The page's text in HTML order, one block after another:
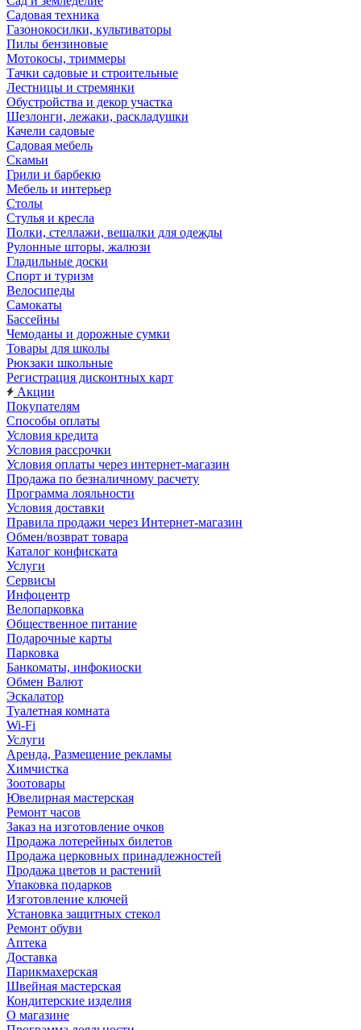
Садовая техника
Газонокосилки, культиваторы
Пилы бензиновые
Мотокосы, триммеры
Тачки садовые и строительные
Лестницы и стремянки
Обустройства и декор участка
Шезлонги, лежаки, раскладушки
Качели садовые
Садовая мебель
Скамьи
Грили и барбекю
Мебель и интерьер
Столы
Стулья и кресла
Полки, стеллажи, вешалки для одежды
Рулонные шторы, жалюзи
Гладильные доски
Спорт и туризм
Велосипеды
Самокаты
Бассейны
Чемоданы и дорожные сумки
Товары для школы
Рюкзаки школьные
Регистрация дисконтных карт
Акции
Покупателям
Способы оплаты
Условия кредита
Условия рассрочки
Условия оплаты через интернет-магазин
Продажа по безналичному расчету
Программа лояльности
Условия доставки
Правила продажи через Интернет-магазин
Обмен/возврат товара
Каталог конфиската
Услуги
Сервисы
Инфоцентр
Велопарковка
Общественное питание
Подарочные карты
Парковка
Банкоматы, инфокиоски
Обмен Валют
Эскалатор
Туалетная комната
Wi-Fi
Услуги
Аренда, Размещение рекламы
Химчистка
Зоотовары
Ювелирная мастерская
Ремонт часов
Заказ на изготовление очков
Продажа лотерейных билетов
Продажа церковных принадлежностей
Продажа цветов и растений
Упаковка подарков
Изготовление ключей
Установка защитных стекол
Ремонт обуви
Аптека
Доставка
Парикмахерская
Швейная мастерская
Кондитерские изделия
О магазине